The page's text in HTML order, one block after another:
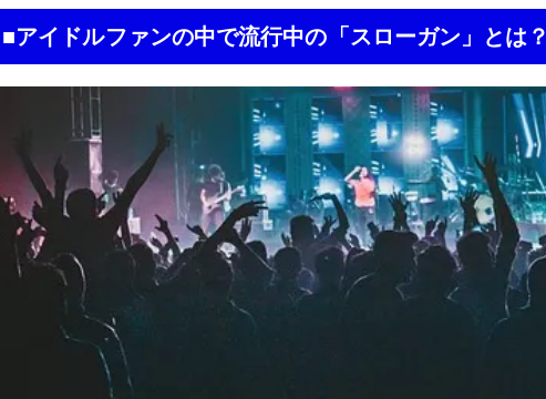
■アイドルファンの中で流行中の「スローガン」とは？